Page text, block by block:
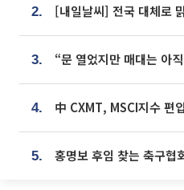
2. [내일날씨] 전국 대체로
3.
4.
5.